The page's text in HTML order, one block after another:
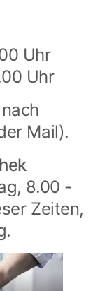
Uhr
Uhr
Mail).
8.00 -
Zeiten,